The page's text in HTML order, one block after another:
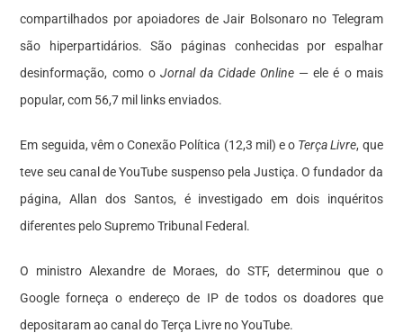
compartilhados por apoiadores de Jair Bolsonaro no Telegram
são hiperpartidários. São páginas conhecidas por espalhar
desinformação, como o Jornal da Cidade Online — ele é o mais
popular, com 56,7 mil links enviados.
Em seguida, vêm o Conexão Política (12,3 mil) e o Terça Livre, que
teve seu canal de YouTube suspenso pela Justiça. O fundador da
página, Allan dos Santos, é investigado em dois inquéritos
diferentes pelo Supremo Tribunal Federal.
O ministro Alexandre de Moraes, do STF, determinou que o
Google forneça o endereço de IP de todos os doadores que
depositaram ao canal do Terça Livre no YouTube.